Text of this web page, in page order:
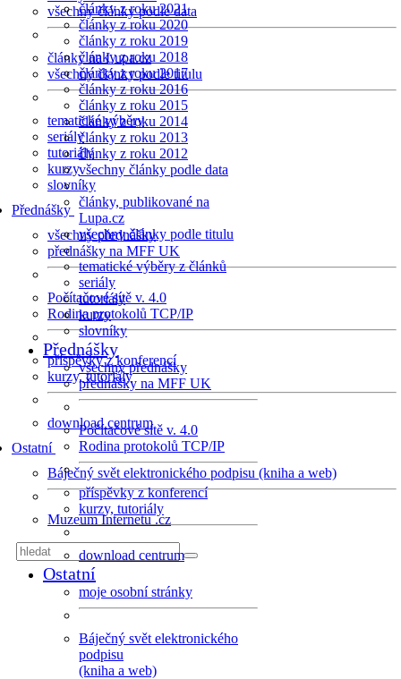
všechny články podle data
články na Lupa.cz
všechny články podle titulu
tematické výběry
seriály
tutoriály
kurzy
slovníky
Přednášky
všechny přednášky
přednášky na MFF UK
Počítačové sítě v. 4.0
Rodina protokolů TCP/IP
příspěvky z konferencí
kurzy, tutoriály
download centrum
Ostatní
Báječný svět elektronického podpisu (kniha a web)
Muzeum Internetu .cz
články z roku 2021
články z roku 2020
články z roku 2019
články z roku 2018
články z roku 2017
články z roku 2016
články z roku 2015
články z roku 2014
články z roku 2013
články z roku 2012
všechny články podle data
články, publikované na
Lupa.cz
všechny články podle titulu
tematické výběry z článků
seriály
tutoriály
kurzy
slovníky
Přednášky
všechny přednášky
přednášky na MFF UK
Počítačové sítě v. 4.0
Rodina protokolů TCP/IP
příspěvky z konferencí
kurzy, tutoriály
download centrum
Ostatní
moje osobní stránky
Báječný svět elektronického
podpisu
(kniha a web)